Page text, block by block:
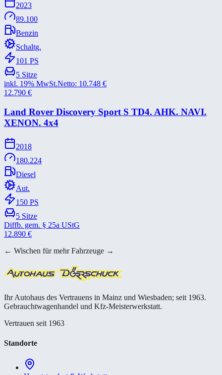
2023
89.100
Benzin
Schaltg.
101 PS
5 Sitze
inkl. 19% MwSt.Netto: 10.748 €
12.790 €
Land Rover Discovery Sport S TD4. AHK. NAVI.
XENON. 4x4
2018
180.224
Diesel
Aut.
150 PS
5 Sitze
Diffb. gem. § 25a UStG
12.890 €
← Wischen für mehr Fahrzeuge →
Ihr Autohaus des Vertrauens in Mainz und Wiesbaden; seit 1963.
Gebrauchtwagenhandel und Kfz-Meisterwerkstatt.
Vertrauen seit 1963
Standorte